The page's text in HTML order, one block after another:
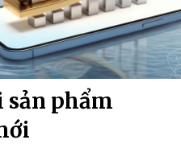
sản phẩm